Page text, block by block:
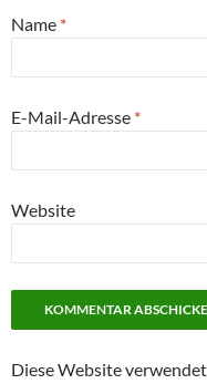
Name *
E-Mail-Adresse *
Website
Diese Website